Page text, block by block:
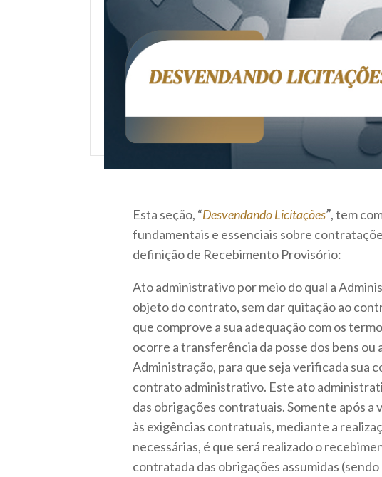
Esta seção, “Desvendando Licitações”, tem
fundamentais e essenciais sobre
definição de Recebimento Provisório:
Ato administrativo por meio do qual a
objeto do contrato, sem dar quitação ao
que comprove a sua adequação com os
ocorre a transferência da posse dos bens
Administração, para que seja verificada sua
contrato administrativo. Este ato
das obrigações contratuais. Somente após
às exigências contratuais, mediante a
necessárias, é que será realizado o
contratada das obrigações assumidas